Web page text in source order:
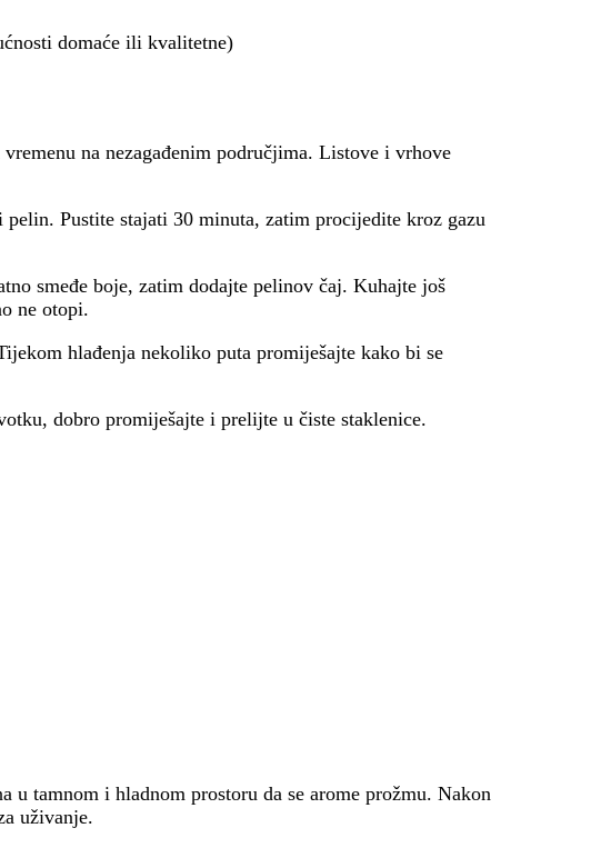
domaće ili kvalitetne)
na nezagađenim područjima. Listove i vrhove
Pustite stajati 30 minuta, zatim procijedite kroz gazu
smeđe boje, zatim dodajte pelinov čaj. Kuhajte još
ne otopi.
hlađenja nekoliko puta promiješajte kako bi se
dobro promiješajte i prelijte u čiste staklenice.
u tamnom i hladnom prostoru da se arome prožmu. Nakon
uživanje.